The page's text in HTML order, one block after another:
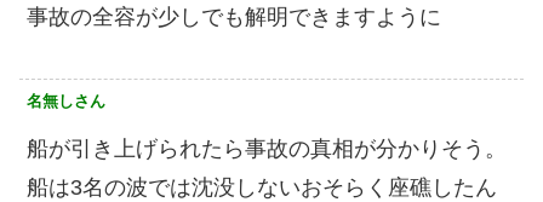
事故の全容が少しでも解明できますように
名無しさん
船が引き上げられたら事故の真相が分かりそう。
船は3名の波では沈没しないおそらく座礁したん